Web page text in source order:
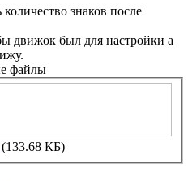
знаков после
движок был для настройки а
файлы
(133.68 КБ)